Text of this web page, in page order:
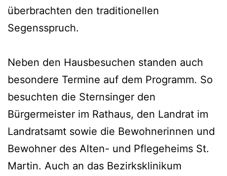
überbrachten den traditionellen
Segensspruch.
Neben den Hausbesuchen standen auch
besondere Termine auf dem Programm. So
besuchten die Sternsinger den
Bürgermeister im Rathaus, den Landrat im
Landratsamt sowie die Bewohnerinnen und
Bewohner des Alten- und Pflegeheims St.
Martin. Auch an das Bezirksklinikum